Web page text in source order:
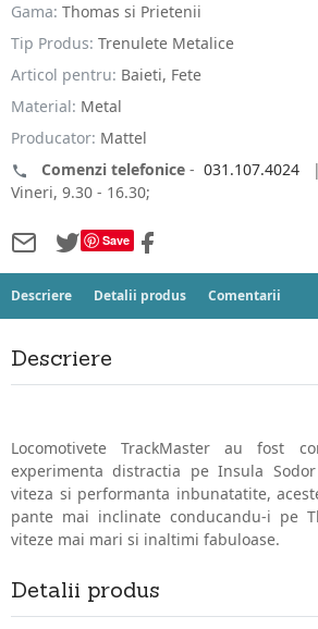
Gama: Thomas si Prietenii
Tip Produs: Trenulete Metalice
Articol pentru: Baieti, Fete
Material: Metal
Producator: Mattel
Comenzi telefonice - 031.107.4024
Vineri, 9.30 - 16.30;
Save
Descriere Detalii produs Comentarii
Descriere
Locomotivete TrackMaster au fost
experimenta distractia pe Insula
viteza si performanta inbunatatite,
pante mai inclinate conducandu-i pe
viteze mai mari si inaltimi fabuloase.
Detalii produs